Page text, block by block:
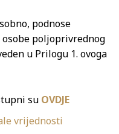
podnose
poljoprivrednog
u Prilogu 1. ovoga
su OVDJE
vrijednosti